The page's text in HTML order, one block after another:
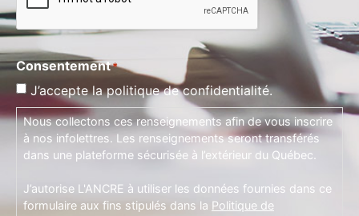
Consentement*
J’accepte la politique de confidentialité.
Nous collectons ces renseignements afin de vous inscrire
à nos infolettres. Les renseignements seront transférés
dans une plateforme sécurisée à l’extérieur du Québec.
J’autorise L'ANCRE à utiliser les données fournies dans ce
formulaire aux fins stipulés dans la Politique de